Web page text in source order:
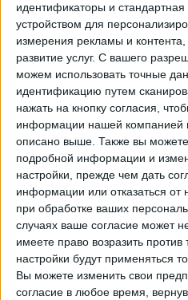
идентификаторы и
устройством для
измерения рекламы и
развитие услуг. С вашего
можем использовать точные
идентификацию путем
нажать на кнопку согласия,
информации нашей компанией
описано выше. Также вы можете
подробной информации и
настройки, прежде чем дать
информации или отказаться от
при обработке ваших
случаях ваше согласие может
имеете право возразить
настройки будут применяться
Вы можете изменить свои
согласие в любое время,
Программа передач
эфире вVancouver
Воскресенье, 16.08.2026
03:30 MLS Next Pro
Vancouver Whitecaps 2
OneFootball
Четверг, 27.08.2026